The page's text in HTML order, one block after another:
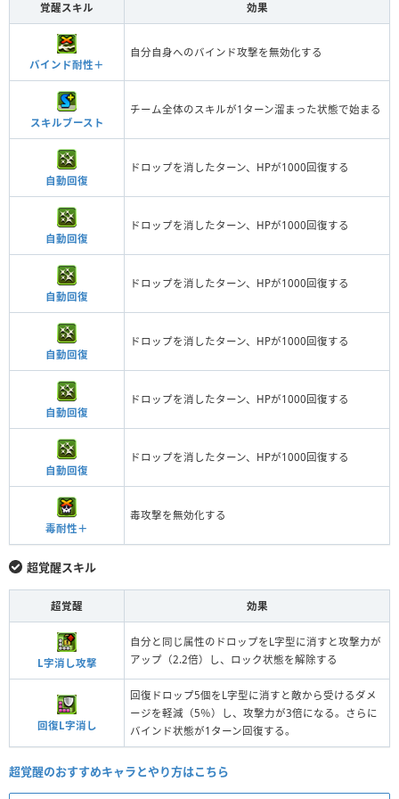
覚醒スキル 効果
バインド耐性＋
自分自身へのバインド攻撃を無効化する
スキルブースト
チーム全体のスキルが1ターン溜まった状態で始まる
自動回復
ドロップを消したターン、HPが1000回復する
自動回復
ドロップを消したターン、HPが1000回復する
自動回復
ドロップを消したターン、HPが1000回復する
自動回復
ドロップを消したターン、HPが1000回復する
自動回復
ドロップを消したターン、HPが1000回復する
自動回復
ドロップを消したターン、HPが1000回復する
毒耐性＋
毒攻撃を無効化する
超覚醒スキル
超覚醒 効果
L字消し攻撃
自分と同じ属性のドロップをL字型に消すと攻撃力が
アップ（2.2倍）し、ロック状態を解除する
回復L字消し
回復ドロップ5個をL字型に消すと敵から受けるダメ
ージを軽減（5％）し、攻撃力が3倍になる。さらに
バインド状態が1ターン回復する。
超覚醒のおすすめキャラとやり方はこちら